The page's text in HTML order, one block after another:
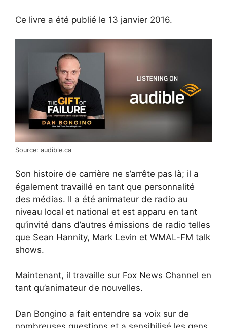
Ce livre a été publié le 13 janvier 2016.
Source: audible.ca
Son histoire de carrière ne s’arrête pas là; il a
également travaillé en tant que personnalité
des médias. Il a été animateur de radio au
niveau local et national et est apparu en tant
qu’invité dans d’autres émissions de radio telles
que Sean Hannity, Mark Levin et WMAL-FM talk
shows.
Maintenant, il travaille sur Fox News Channel en
tant qu’animateur de nouvelles.
Dan Bongino a fait entendre sa voix sur de